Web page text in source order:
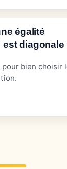
égalité
est diagonale
bien choisir